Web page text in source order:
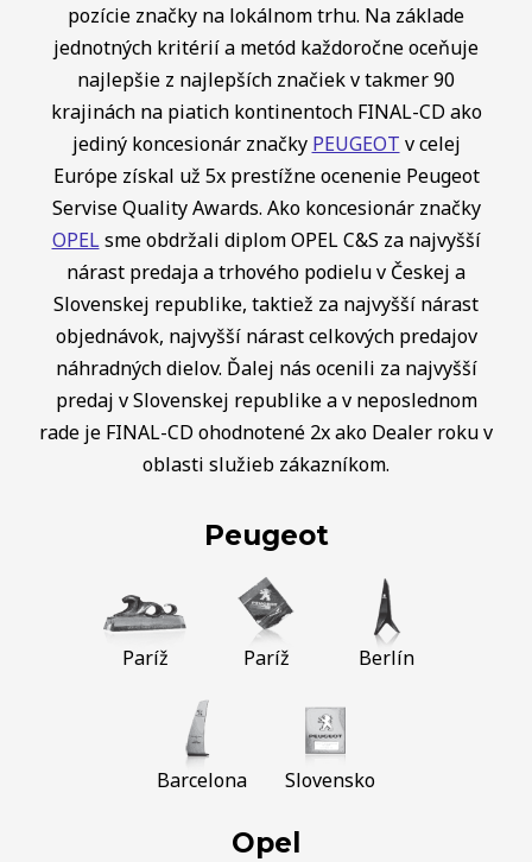
pozície značky na lokálnom trhu. Na základe
jednotných kritérií a metód každoročne oceňuje
najlepšie z najlepších značiek v takmer 90
krajinách na piatich kontinentoch FINAL-CD ako
jediný koncesionár značky PEUGEOT v celej
Európe získal už 5x prestížne ocenenie Peugeot
Servise Quality Awards. Ako koncesionár značky
OPELsme obdržali diplom OPEL C&S za najvyšší
nárast predaja a trhového podielu v Českej a
Slovenskej republike, taktiež za najvyšší nárast
objednávok, najvyšší nárast celkových predajov
náhradných dielov. Ďalej nás ocenili za najvyšší
predaj v Slovenskej republike a v neposlednom
rade je FINAL-CD ohodnotené 2x ako Dealer roku v
oblasti služieb zákazníkom.
Peugeot
Paríž Paríž Berlín
Barcelona Slovensko
Opel